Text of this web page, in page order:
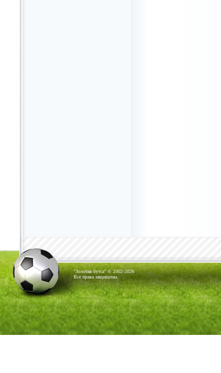
"Золотая бутса" © 2002-2026
Все права защищены.